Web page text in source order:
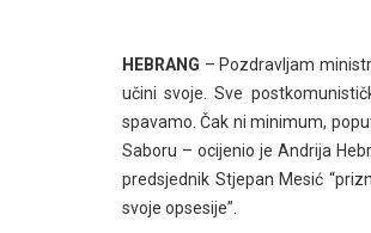
HEBRANG – Pozdravljam
učini svoje. Sve
spavamo. Čak ni minimum,
Saboru – ocijenio je Andrija
predsjednik Stjepan Mesić
svoje opsesije”.